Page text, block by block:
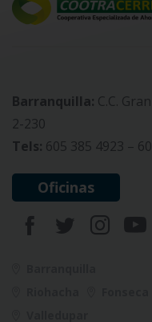
Barranquilla: C.C.
2-230
Tels: 605 385 4923 –
Oficinas